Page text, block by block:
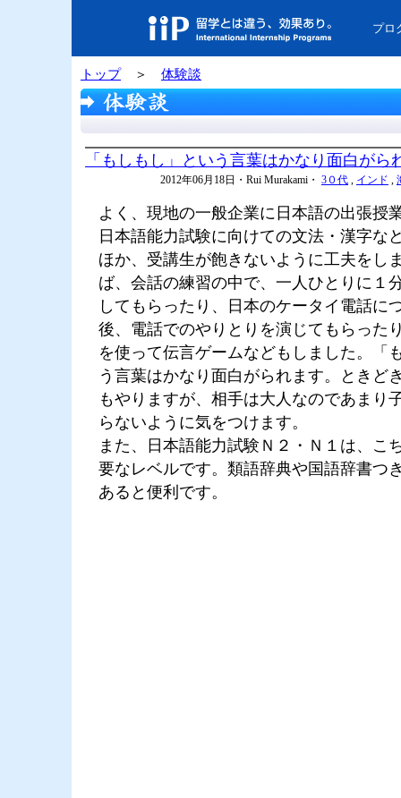
プロ
トップ＞ 体験談
「もしもし」という言葉はかなり面白がら
2012年06月18日・Rui Murakami・ 3０代 , インド ,
よく、現地の一般企業に日本語の出張授
日本語能力試験に向けての文法・漢字な
ほか、受講生が飽きないように工夫をし
ば、会話の練習の中で、一人ひとりに１
してもらったり、日本のケータイ電話に
後、電話でのやりとりを演じてもらった
を使って伝言ゲームなどもしました。「
う言葉はかなり面白がられます。ときど
もやりますが、相手は大人なのであまり
らないように気をつけます。
また、日本語能力試験Ｎ２・Ｎ１は、こ
要なレベルです。類語辞典や国語辞書つ
あると便利です。